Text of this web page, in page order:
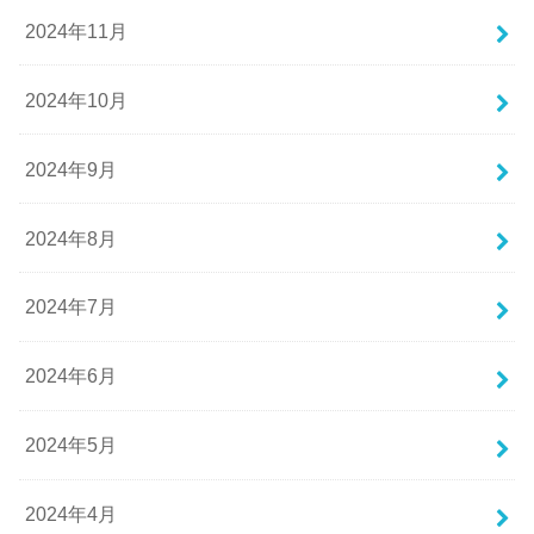
2024年11月
2024年10月
2024年9月
2024年8月
2024年7月
2024年6月
2024年5月
2024年4月